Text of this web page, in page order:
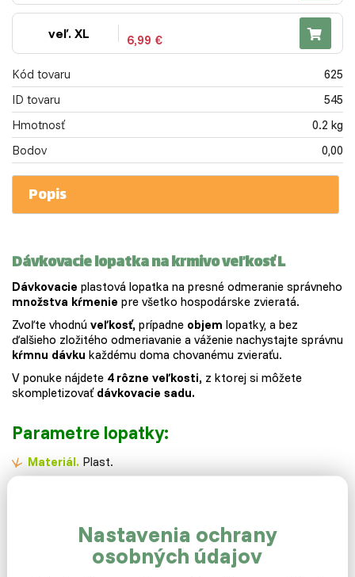
veľ. XL 6,99 €
Kód tovaru
625
ID tovaru
545
Hmotnosť
0.2 kg
Bodov
0,00
Popis
Dávkovacie lopatka na krmivo veľkosť L
Dávkovacie plastová lopatka na presné odmeranie správneho
množstva kŕmenie pre všetko hospodárske zvieratá.
Zvoľte vhodnú veľkosť, prípadne objem lopatky, a bez
ďalšieho zložitého odmeriavanie a váženie nachystajte správnu
kŕmnu dávku každému doma chovanému zvieraťu.
V ponuke nájdete 4 rôzne veľkosti, z ktorej si môžete
skompletizovať dávkovacie sadu.
Parametre lopatky:
Materiál. Plast.
30 x 10 x 6cm.
Nastavenia ochrany
osobných údajov